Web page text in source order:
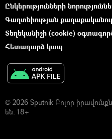
Ընկերությունների
Գաղտնիության
Տեղեկանիշի (cookie)
Հետադարձ կապ
© 2026 Sputnik Բոլոր
են. 18+